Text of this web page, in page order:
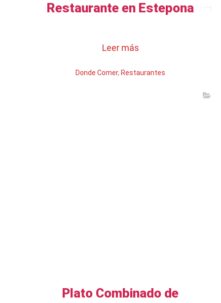
Restaurante en Estepona
Leer más
Donde Comer, Restaurantes
Plato Combinado de